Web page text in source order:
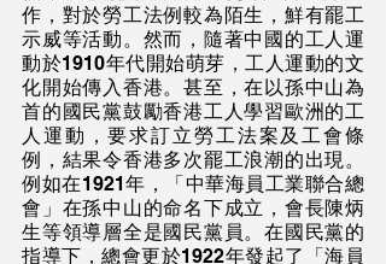
作，對於勞工法例較為陌生，鮮有罷工
示威等活動。然而，隨著中國的工人運
動於1910年代開始萌芽，工人運動的文
化開始傳入香港。甚至，在以孫中山為
首的國民黨鼓勵香港工人學習歐洲的工
人運動，要求訂立勞工法案及工會條
例，結果令香港多次罷工浪潮的出現。
例如在1921年，「中華海員工業聯合總
會」在孫中山的命名下成立，會長陳炳
生等領導層全是國民黨員。在國民黨的
指導下，總會更於1922年發起了「海員